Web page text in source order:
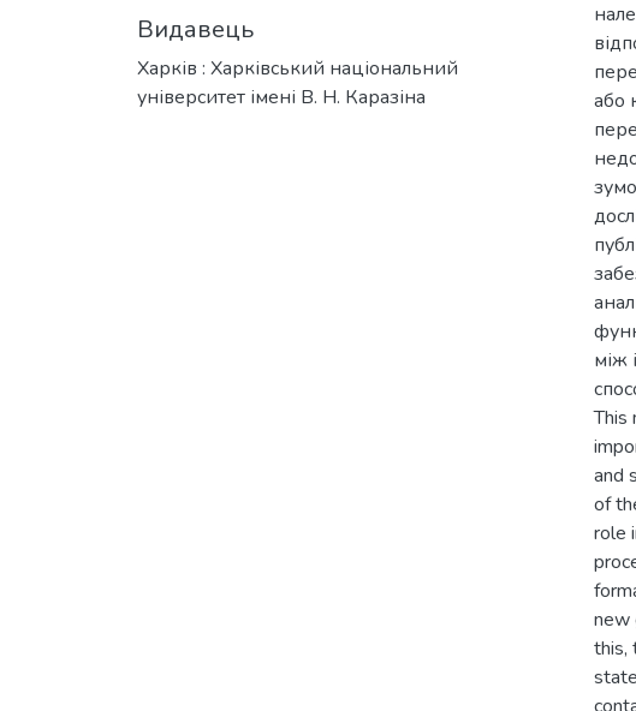
Видавець
Харків : Харківський національний
університет імені В. Н. Каразіна
або
між
This
and
of
role
new
this,